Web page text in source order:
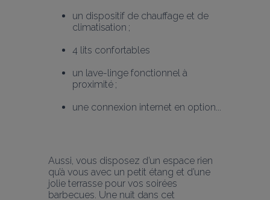
un dispositif de chauffage et de
climatisation ;
4 lits confortables
un lave-linge fonctionnel à
proximité ;
une connexion internet en option...
Aussi, vous disposez d’un espace rien
qu’à vous avec un petit étang et d’une
jolie terrasse pour vos soirées